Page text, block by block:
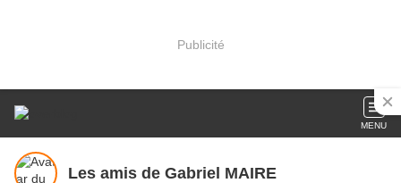
Publicité
MENU
Les amis de Gabriel MAIRE